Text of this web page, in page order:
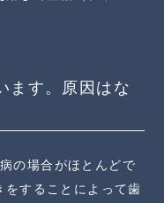
ます。原因はな
の場合がほとんどで
することによって歯